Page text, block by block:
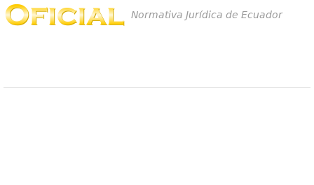
Normativa Jurídica de Ecuador